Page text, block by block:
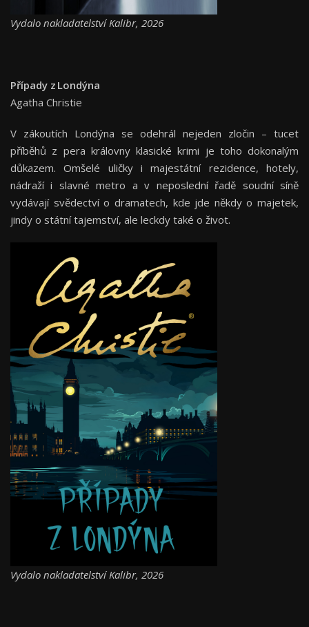
Vydalo nakladatelství Kalibr, 2026
Případy z Londýna
Agatha Christie
V zákoutích Londýna se odehrál nejeden zločin – tucet
příběhů z pera královny klasické krimi je toho dokonalým
důkazem. Omšelé uličky i majestátní rezidence, hotely,
nádraží i slavné metro a v neposlední řadě soudní síně
vydávají svědectví o dramatech, kde jde někdy o majetek,
jindy o státní tajemství, ale leckdy také o život.
Vydalo nakladatelství Kalibr, 2026